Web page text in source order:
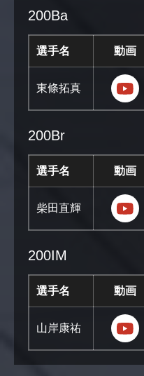
200Ba
選手名 動画
東條拓真
200Br
選手名 動画
柴田直輝
200IM
選手名 動画
山岸康祐